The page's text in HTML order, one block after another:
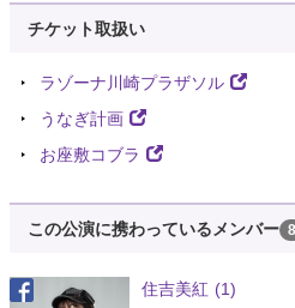
チケット取扱い
ラゾーナ川崎プラザソル
うなぎ計画
お座敷コブラ
この公演に携わっているメンバー 8
住吉美紅 (1)